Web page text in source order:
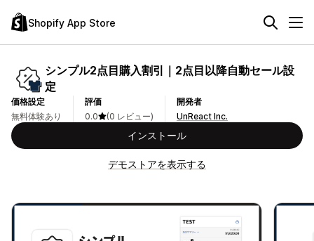
Shopify App Store
シンプル2点目購入割引｜2点目以降自動セール設
定
価格設定
無料体験あり
評価
0.0
(0 レビュー)
開発者
UnReact Inc.
インストール
デモストアを表示する